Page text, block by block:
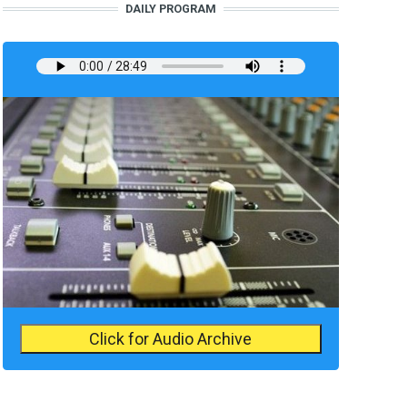
DAILY PROGRAM
Click for Audio Archive